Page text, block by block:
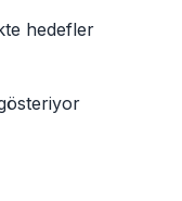
hedefler